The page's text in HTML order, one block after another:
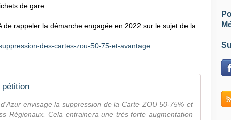
de gare.
de rappeler la démarche engagée en 2022 sur le sujet de la
des-cartes-zou-50-75-et-avantage
pétition
envisage la suppression de la Carte ZOU 50-75% et
Régionaux. Cela entrainera une très forte augmentation